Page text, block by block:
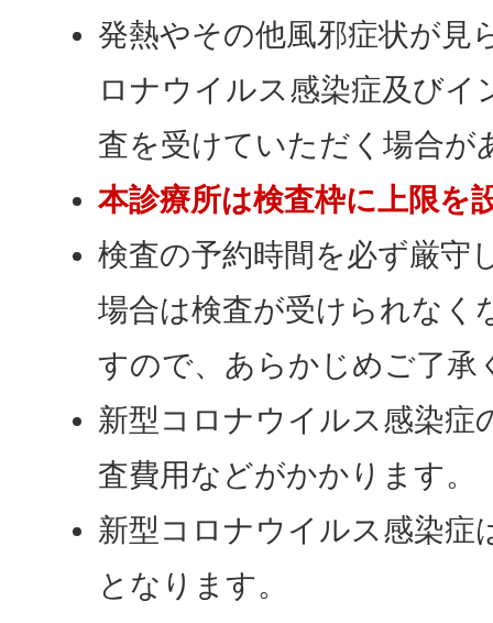
発熱やその他風邪症状が見
ロナウイルス感染症及びイ
査を受けていただく場合が
本診療所は検査枠に上限を
検査の予約時間を必ず厳守
場合は検査が受けられなく
すので、あらかじめご了承
新型コロナウイルス感染症
査費用などがかかります。
新型コロナウイルス感染症
となります。